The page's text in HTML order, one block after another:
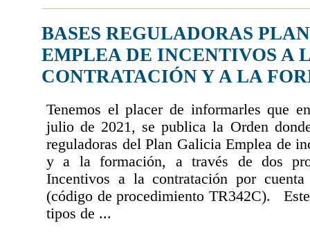
BASES REGULADORAS
EMPLEA DE INCENTIVOS A
CONTRATACIÓN Y A LA
Tenemos el placer de informarles que
julio de 2021, se publica la Orden
reguladoras del Plan Galicia Emplea de
y a la formación, a través de dos
Incentivos a la contratación por
(código de procedimiento TR342C).
tipos de ...